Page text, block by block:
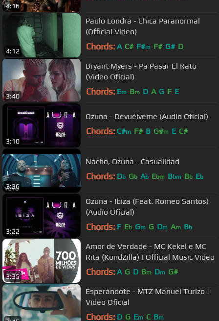
4:16
4:12
Paulo Londra - Chica Paranormal
(Official Video)
Chords: A C# F#m F# G# D
3:40
Bryant Myers - Pa Pasar El Rato
(Video Oficial)
Chords: Em Bm D A G F E
3:10
Ozuna - Devuélveme (Audio Oficial)
Chords: C#m F# B G#m E C#
3:36
Nacho, Ozuna - Casualidad
Chords: Db Gb Ab Ebm Bbm Bb Eb
3:22
Ozuna - Ibiza (Feat. Romeo Santos)
(Audio Oficial)
Chords: F Eb Gm G Dm Am Bb
3:35
Amor de Verdade - MC Kekel e MC
Rita (KondZilla) | Official Music Video
Chords: A G D Bm Dm G#
Esperándote - MTZ Manuel Turizo |
Video Oficial
Chords: D G Em C Bm